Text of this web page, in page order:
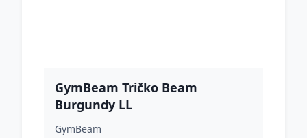
GymBeam Tričko Beam
Burgundy LL
GymBeam